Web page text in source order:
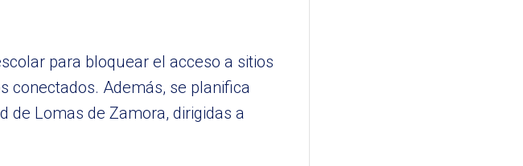
para bloquear el acceso a sitios
conectados. Además, se planifica
de Lomas de Zamora, dirigidas a